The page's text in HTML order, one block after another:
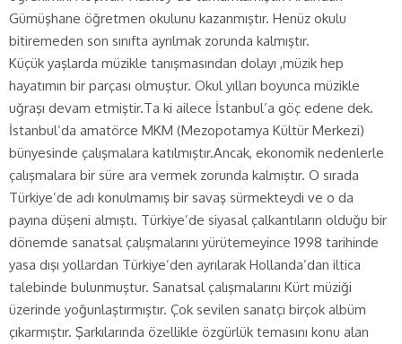
Gümüşhane öğretmen okulunu kazanmıştır. Henüz okulu
bitiremeden son sınıfta ayrılmak zorunda kalmıştır.
Küçük yaşlarda müzikle tanışmasından dolayı ,müzik hep
hayatımın bir parçası olmuştur. Okul yılları boyunca müzikle
uğraşı devam etmiştir.Ta ki ailece İstanbul’a göç edene dek.
İstanbul’da amatörce MKM (Mezopotamya Kültür Merkezi)
bünyesinde çalışmalara katılmıştır.Ancak, ekonomik nedenlerle
çalışmalara bir süre ara vermek zorunda kalmıştır. O sırada
Türkiye’de adı konulmamış bir savaş sürmekteydi ve o da
payına düşeni almıştı. Türkiye’de siyasal çalkantıların olduğu bir
dönemde sanatsal çalışmalarını yürütemeyince 1998 tarihinde
yasa dışı yollardan Türkiye’den ayrılarak Hollanda’dan iltica
talebinde bulunmuştur. Sanatsal çalışmalarını Kürt müziği
üzerinde yoğunlaştırmıştır. Çok sevilen sanatçı birçok albüm
çıkarmıştır. Şarkılarında özellikle özgürlük temasını konu alan